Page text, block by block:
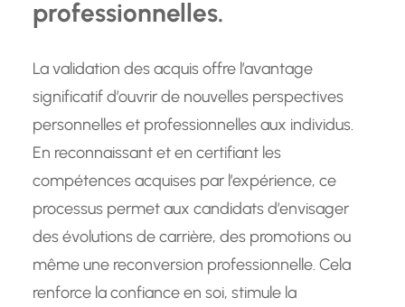
professionnelles.
La validation des acquis offre l’avantage
significatif d’ouvrir de nouvelles perspectives
personnelles et professionnelles aux individus.
En reconnaissant et en certifiant les
compétences acquises par l’expérience, ce
processus permet aux candidats d’envisager
des évolutions de carrière, des promotions ou
même une reconversion professionnelle. Cela
renforce la confiance en soi, stimule la